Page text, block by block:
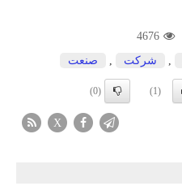
4676
, شركت , صنعت
(1)
(0)
X